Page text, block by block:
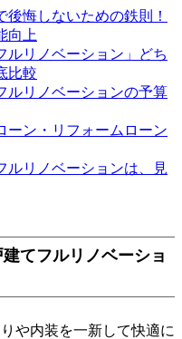
悔しないための鉄則！
向上
ルリノベーション」どち
比較
ルリノベーションの予算
ーン・リフォームローン
ルリノベーションは、見
てフルリノベーショ
や内装を一新して快適に